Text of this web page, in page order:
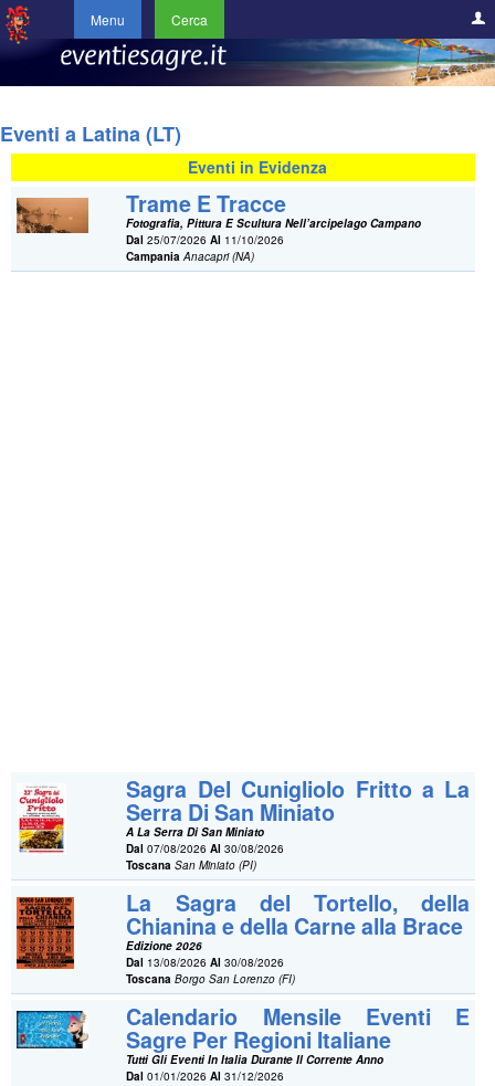
Menu Cerca
Eventi a Latina (LT)
Eventi in Evidenza
Trame E Tracce
Fotografia, Pittura E Scultura Nell’arcipelago Campano
Dal 25/07/2026Al 11/10/2026
Campania Anacapri (NA)
Sagra Del Cunigliolo Fritto a La
Serra Di San Miniato
A La Serra Di San Miniato
Dal 07/08/2026Al 30/08/2026
Toscana San Miniato (PI)
La Sagra del Tortello, della
Chianina e della Carne alla Brace
Edizione 2026
Dal 13/08/2026Al 30/08/2026
Toscana Borgo San Lorenzo (FI)
Calendario Mensile Eventi E
Sagre Per Regioni Italiane
Tutti Gli Eventi In Italia Durante Il Corrente Anno
Dal 01/01/2026Al 31/12/2026